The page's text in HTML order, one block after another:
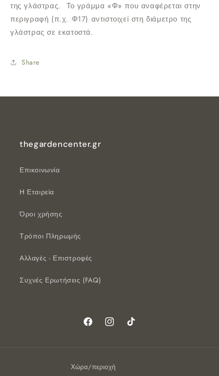
της γλάστρας. Το γράμμα «Φ» που αναφέρεται στην
περιγραφή (π.χ. Φ17) αντιστοιχεί στη διάμετρο της
γλάστρας σε εκατοστά.
Share
thegardencenter.gr
Επικοινωνία
Η Εταιρεία
Όροι χρήσης
Τρόποι Πληρωμής
Αλλαγές - Επιστροφές
Συχνές Ερωτήσεις (FAQ)
FacebookInstagramTikTok
Χώρα/περιοχή